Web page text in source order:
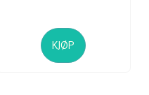
KJØP